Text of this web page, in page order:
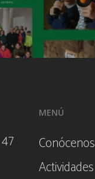
MENÚ
Conócenos
Actividades